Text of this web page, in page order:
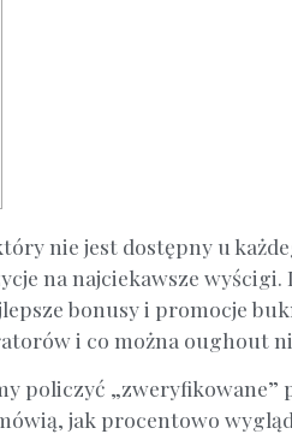
nie jest dostępny u
na najciekawsze
bonusy i promocje
i co można oughout
policzyć
jak procentowo